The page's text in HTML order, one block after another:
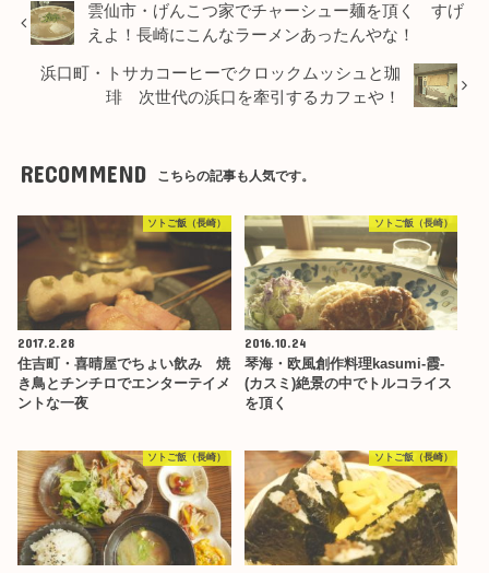
雲仙市・げんこつ家でチャーシュー麺を頂く すげ
えよ！長崎にこんなラーメンあったんやな！
浜口町・トサカコーヒーでクロックムッシュと珈
琲 次世代の浜口を牽引するカフェや！
RECOMMEND こちらの記事も人気です。
ソトご飯（長崎）
2017.2.28
住吉町・喜晴屋でちょい飲み 焼
き鳥とチンチロでエンターテイメ
ントな一夜
ソトご飯（長崎）
2016.10.24
琴海・欧風創作料理kasumi-霞-
(カスミ)絶景の中でトルコライス
を頂く
ソトご飯（長崎） ソトご飯（長崎）